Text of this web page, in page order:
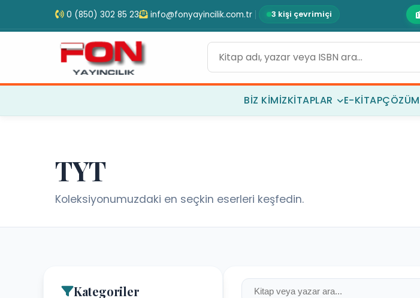
0 (850) 302 85 23 info@fonyayincilik.com.tr 3 kişi çevrimiçi
BIZ KIMIZKITAPLAR E-KITAPÇÖZÜM
TYT
Koleksiyonumuzdaki en seçkin eserleri keşfedin.
Kategoriler